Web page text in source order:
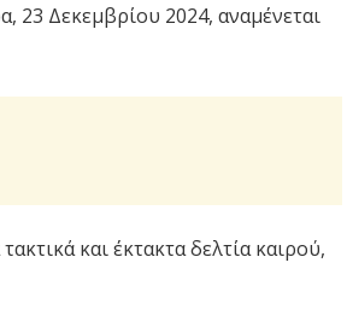
23 Δεκεμβρίου 2024, αναμένεται
και έκτακτα δελτία καιρού,